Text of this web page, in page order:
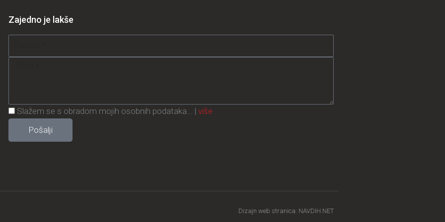
Zajedno je lakše
Privacy
Slažem se s obradom mojih osobnih podataka... | više
Pošalji
Dizajn web stranica: NAVDIH.NET